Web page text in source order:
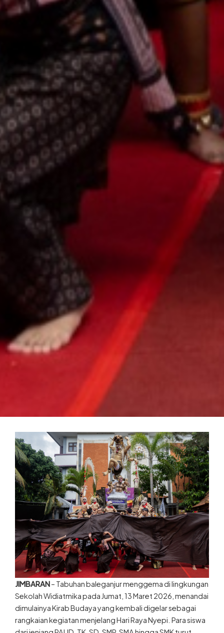
JIMBARAN– Tabuhan baleganjur menggema di lingkungan
Sekolah Widiatmika pada Jumat, 13 Maret 2026, menandai
dimulainya Kirab Budaya yang kembali digelar sebagai
rangkaian kegiatan menjelang Hari Raya Nyepi. Para siswa
dari jenjang PAUD, TK, SD, SMP, SMA hingga SMK turut